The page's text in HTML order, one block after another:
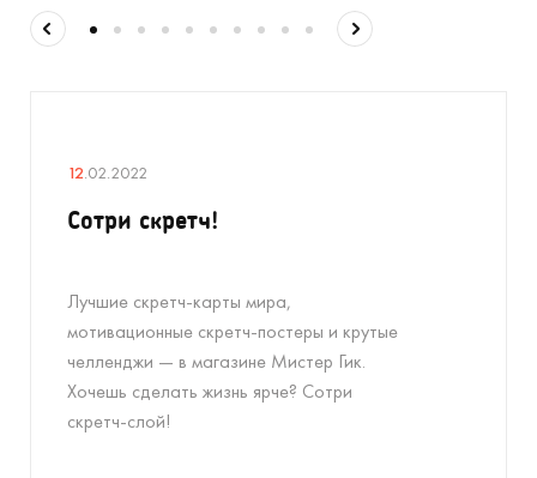
12.02.2022
Сотри скретч!
Лучшие скретч-карты мира,
мотивационные скретч-постеры и крутые
челленджи — в магазине Мистер Гик.
Хочешь сделать жизнь ярче? Сотри
скретч-слой!